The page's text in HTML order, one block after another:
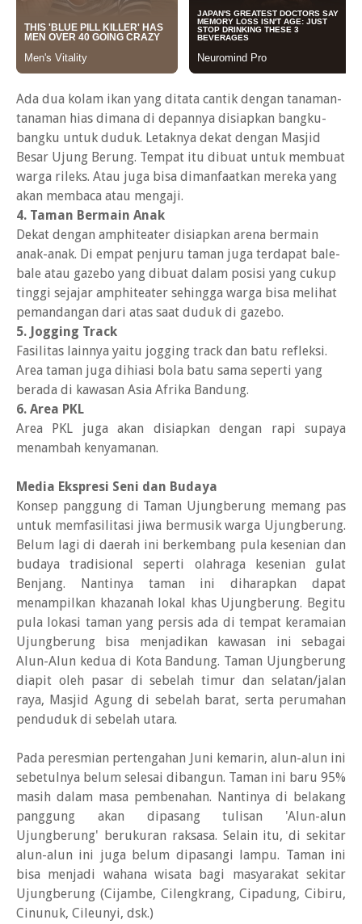
Ada dua kolam ikan yang ditata cantik dengan tanaman-
tanaman hias dimana di depannya disiapkan bangku-
bangku untuk duduk. Letaknya dekat dengan Masjid
Besar Ujung Berung. Tempat itu dibuat untuk membuat
warga rileks. Atau juga bisa dimanfaatkan mereka yang
akan membaca atau mengaji.
4. Taman Bermain Anak
Dekat dengan amphiteater disiapkan arena bermain
anak-anak. Di empat penjuru taman juga terdapat bale-
bale atau gazebo yang dibuat dalam posisi yang cukup
tinggi sejajar amphiteater sehingga warga bisa melihat
pemandangan dari atas saat duduk di gazebo.
5. Jogging Track
Fasilitas lainnya yaitu jogging track dan batu refleksi.
Area taman juga dihiasi bola batu sama seperti yang
berada di kawasan Asia Afrika Bandung.
6. Area PKL
Area PKL juga akan disiapkan dengan rapi supaya
menambah kenyamanan.
Media Ekspresi Seni dan Budaya
Konsep panggung di Taman Ujungberung memang pas
untuk memfasilitasi jiwa bermusik warga Ujungberung.
Belum lagi di daerah ini berkembang pula kesenian dan
budaya tradisional seperti olahraga kesenian gulat
Benjang. Nantinya taman ini diharapkan dapat
menampilkan khazanah lokal khas Ujungberung. Begitu
pula lokasi taman yang persis ada di tempat keramaian
Ujungberung bisa menjadikan kawasan ini sebagai
Alun-Alun kedua di Kota Bandung. Taman Ujungberung
diapit oleh pasar di sebelah timur dan selatan/jalan
raya, Masjid Agung di sebelah barat, serta perumahan
penduduk di sebelah utara.
Pada peresmian pertengahan Juni kemarin, alun-alun ini
sebetulnya belum selesai dibangun. Taman ini baru 95%
masih dalam masa pembenahan. Nantinya di belakang
panggung akan dipasang tulisan 'Alun-alun
Ujungberung' berukuran raksasa. Selain itu, di sekitar
alun-alun ini juga belum dipasangi lampu. Taman ini
bisa menjadi wahana wisata bagi masyarakat sekitar
Ujungberung (Cijambe, Cilengkrang, Cipadung, Cibiru,
Cinunuk, Cileunyi, dsk.)